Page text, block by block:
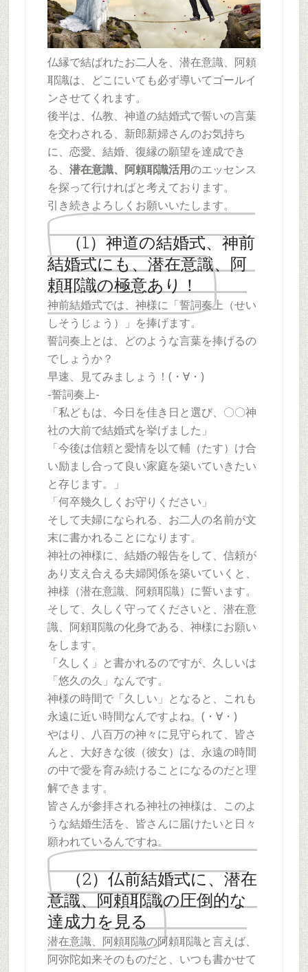
仏縁で結ばれたお二人を、潜在意識、阿頼
耶識は、どこにいても必ず導いてゴールイ
ンさせてくれます。
後半は、仏教、神道の結婚式で誓いの言葉
を交わされる、新郎新婦さんのお気持ち
に、恋愛、結婚、復縁の願望を達成でき
る、 潜在意識、阿頼耶識活用のエッセンス
を探って行ければと考えております。
引き続きよろしくお願いいたします。
（1）神道の結婚式、神前
結婚式にも、潜在意識、阿
頼耶識の極意あり！
神前結婚式では、神様に「誓詞奏上（せい
しそうじょう）」を捧げます。
誓詞奏上とは、どのような言葉を捧げるの
でしょうか？
早速、見てみましょう！(・∀・)
-誓詞奏上-
「私どもは、今日を佳き日と選び、〇〇神
社の大前で結婚式を挙げました」
「今後は信頼と愛情を以て輔（たす）け合
い励まし合って良い家庭を築いていきたい
と存じます。」
「何卒幾久しくお守りください」
そして夫婦になられる、お二人の名前が文
末に書かれることになります。
神社の神様に、結婚の報告をして、信頼が
あり支え合える夫婦関係を築いていくと、
神様（潜在意識、阿頼耶識）に誓います。
そして、久しく守ってくださいと、潜在意
識、阿頼耶識の化身である、神様にお願い
をします。
「久しく」と書かれるのですが、久しいは
「悠久の久」なんです。
神様の時間で「久しい」となると、これも
永遠に近い時間なんですよね。(・∀・)
やはり、八百万の神々に見守られて、皆さ
んと、大好きな彼（彼女）は、永遠の時間
の中で愛を育み続けることになるのだと理
解できます。
皆さんが参拝される神社の神様は、このよ
うな結婚生活を、皆さんに届けたいと日々
願われているんですね。
（2）仏前結婚式に、潜在
意識、阿頼耶識の圧倒的な
達成力を見る
潜在意識、阿頼耶識の阿頼耶識と言えば、
阿弥陀如来そのものだと、いつも書かせて